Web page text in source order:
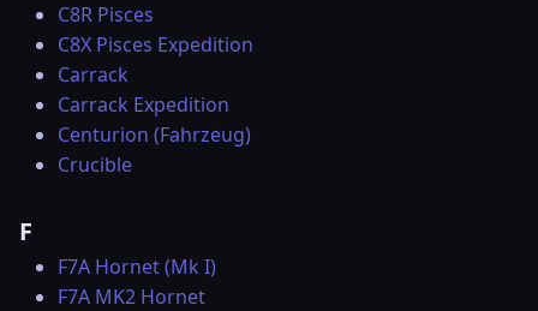
C8R Pisces
C8X Pisces Expedition
Carrack
Carrack Expedition
Centurion (Fahrzeug)
Crucible
F
F7A Hornet (Mk I)
F7A MK2 Hornet